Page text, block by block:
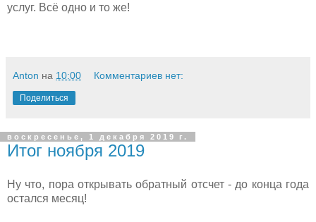
услуг. Всё одно и то же!
Anton на 10:00 Комментариев нет:
Поделиться
воскресенье, 1 декабря 2019 г.
Итог ноября 2019
Ну что, пора открывать обратный отсчет - до конца года
остался месяц!